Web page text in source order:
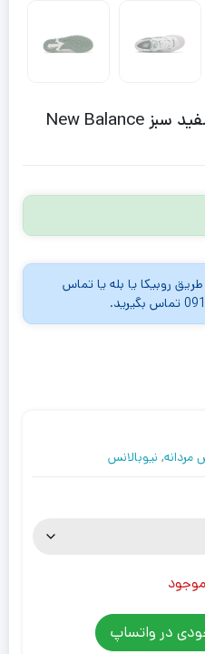
کتونی نیوبالانس 550 سفید سبز New Balance
روبیکا یا بله یا تماس
, نیوبالانس
در واتساپ